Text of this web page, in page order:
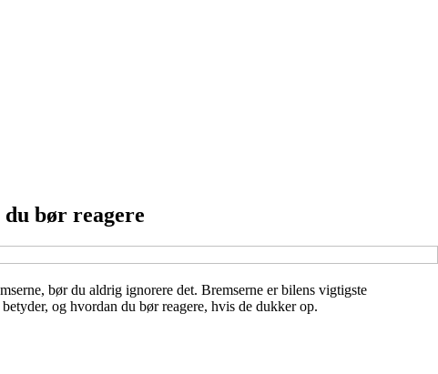
bør reagere
bør du aldrig ignorere det. Bremserne er bilens vigtigste
og hvordan du bør reagere, hvis de dukker op.